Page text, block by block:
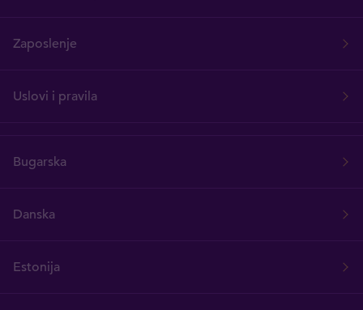
Zaposlenje
Uslovi i pravila
Bugarska
Danska
Estonija